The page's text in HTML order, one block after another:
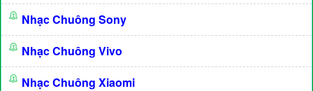
Nhạc Chuông Sony
Nhạc Chuông Vivo
Nhạc Chuông Xiaomi